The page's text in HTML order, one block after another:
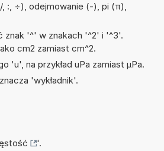
:, ÷), odejmowanie (-), pi (π),
znak '^' w znakach '^2' i '^3'.
cm2 zamiast cm^2.
'u', na przykład uPa zamiast µPa.
'wykładnik'.
'.